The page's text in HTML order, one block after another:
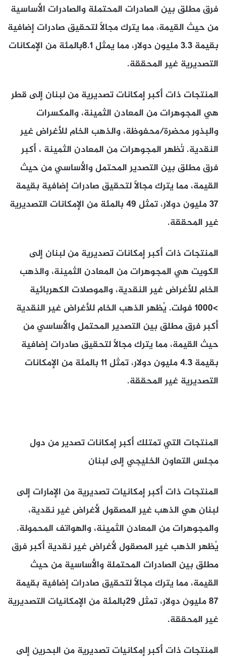
فرق مطلق بين الصادرات المحتملة والصادرات الأساسية
من حيث القيمة، مما يترك مجالاً لتحقيق صادرات إضافية
بقيمة 3.3 مليون دولار، مما يمثل 8.1بالمئة من الإمكانات
التصديرية غير المحققة.
المنتجات ذات أكبر إمكانات تصديرية من لبنان إلى قطر
هي المجوهرات من المعادن الثمينة، والمكسرات
والبذور محضرة/محفوظة، والذهب الخام للأغراض غير
النقدية. تُظهر المجوهرات من المعادن الثمينة ، أكبر
فرق مطلق بين التصدير المحتمل والأساسي من حيث
القيمة، مما يترك مجالًا لتحقيق صادرات إضافية بقيمة
37 مليون دولار، تمثل 49 بالمئة من الإمكانات التصديرية
غير المحققة.
المنتجات ذات أكبر إمكانات تصديرية من لبنان إلى
الكويت هي المجوهرات من المعادن الثمينة، والذهب
الخام للأغراض غير النقدية، والموصلات الكهربائية
>1000 فولت. يُظهر الذهب الخام للأغراض غير النقدية
أكبر فرق مطلق بين التصدير المحتمل والأساسي من
حيث القيمة، مما يترك مجالًا لتحقيق صادرات إضافية
بقيمة 4.3 مليون دولار، تمثل 11 بالمئة من الإمكانات
التصديرية غير المحققة.
المنتجات التي تمتلك أكبر إمكانات تصدير من دول
مجلس التعاون الخليجيإلى لبنان
المنتجات ذات أكبر إمكانيات تصديرية من الإمارات إلى
لبنان هي الذهب غير المصقول لأغراض غير نقدية،
والمجوهرات من المعادن الثمينة، والهواتف المحمولة.
يُظهر الذهب غير المصقول لأغراض غير نقدية أكبر فرق
مطلق بين الصادرات المحتملة والأساسية من حيث
القيمة، مما يترك مجالاً لتحقيق صادرات إضافية بقيمة
87 مليون دولار، تمثل 29بالمئة من الإمكانيات التصديرية
غير المحققة.
المنتجات ذات أكبر إمكانيات تصديرية من البحرين إلى